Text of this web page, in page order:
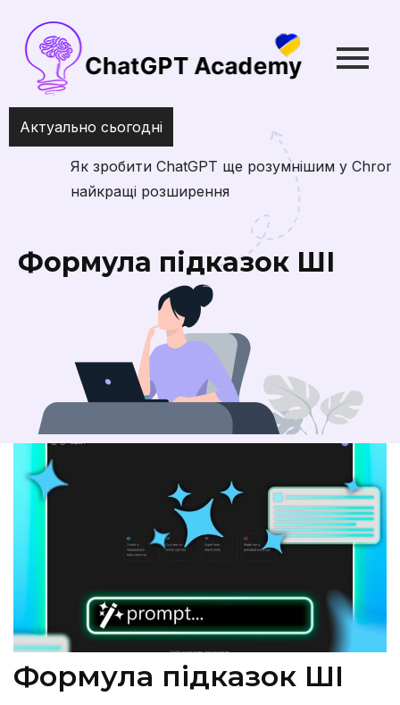
Актуально сьогодні
Як зробити ChatGPT ще розумнішим у Chrome:
найкращі розширення
Формула підказок ШІ
Формула підказок ШІ